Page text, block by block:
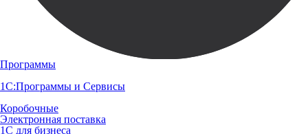
Программы
1С:Программы и Сервисы
Коробочные
Электронная поставка
1С для бизнеса